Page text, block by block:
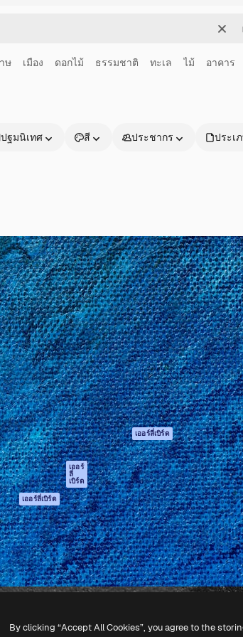
ชัดเ
ษ เมือง ดอกไม้ ธรรมชาติ ทะเล ไม้ อาคาร
ปฐมนิเทศ สี ประชากร ประเ
ตภัณฑ์
ย AI
องมือสร้าง
าพด้วย AI
องมือสร้างวิดีโอ
AI
องกำเนิดเสียง AI
กเนื้อหา
สำหรับ
ChatGPT
เออร์
ลี่
เบิร์ด
เออร์ลี่เบิร์ด
ไอ
มือถือ
องมือ Magnific
มด
เริ่มต้นใช้งาน
Academy
เอกสาร
การสนับสนุน
เงื่อนไขการใช้งาน
นโยบายความเป็น
ส่วนตัว
ต้นฉบับ เออร์ลี่เบิร์ด
นโยบายคุกกี้
ศูนย์ความน่าเชื่อถือ
พันธมิตร
ธุรกิจ
บริษัท
ราคา
เกี่ยวกั
รีวิว
ร่วมงา
แนวโ
บล็อก
กิจกรร
ขายเนื้
ห้องแถ
กำลังม
ขสิทธิ์
By clicking “Accept All Cookies”, you agree to the